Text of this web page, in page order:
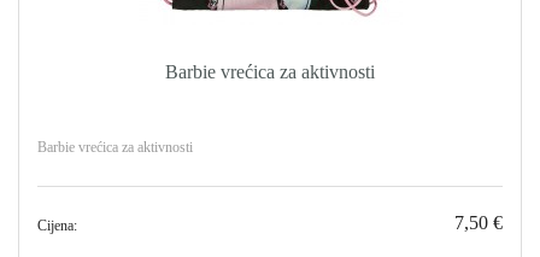
Barbie vrećica za aktivnosti
Barbie vrećica za aktivnosti
Cijena: 7,50 €